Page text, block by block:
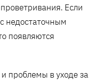
Если
недостаточным
появляются
проблемы в уходе за